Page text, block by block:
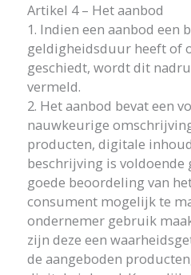
Artikel 4 – Het aanbod
1. Indien een aanbod een
geldigheidsduur heeft of
geschiedt, wordt dit
vermeld.
2. Het aanbod bevat een
nauwkeurige
producten, digitale
beschrijving is voldoende
goede beoordeling van
consument mogelijk te
ondernemer gebruik
zijn deze een
de aangeboden